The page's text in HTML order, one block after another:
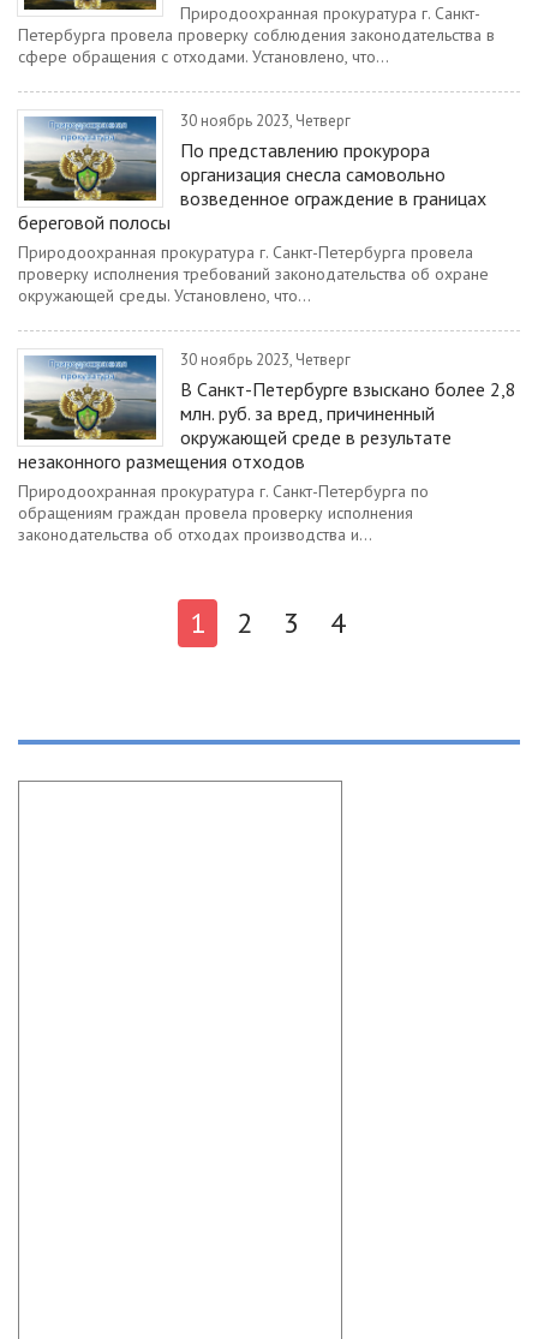
Природоохранная прокуратура г. Санкт-
Петербурга провела проверку соблюдения законодательства в
сфере обращения с отходами. Установлено, что...
30 ноябрь 2023, Четверг
По представлению прокурора
организация снесла самовольно
возведенное ограждение в границах
береговой полосы
Природоохранная прокуратура г. Санкт-Петербурга провела
проверку исполнения требований законодательства об охране
окружающей среды. Установлено, что...
30 ноябрь 2023, Четверг
В Санкт-Петербурге взыскано более 2,8
млн. руб. за вред, причиненный
окружающей среде в результате
незаконного размещения отходов
Природоохранная прокуратура г. Санкт-Петербурга по
обращениям граждан провела проверку исполнения
законодательства об отходах производства и...
1 2 3 4